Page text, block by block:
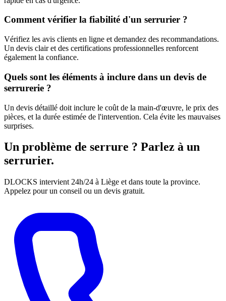
Comment vérifier la fiabilité d'un serrurier ?
Vérifiez les avis clients en ligne et demandez des recommandations.
Un devis clair et des certifications professionnelles renforcent
également la confiance.
Quels sont les éléments à inclure dans un devis de
serrurerie ?
Un devis détaillé doit inclure le coût de la main-d'œuvre, le prix des
pièces, et la durée estimée de l'intervention. Cela évite les mauvaises
surprises.
Un problème de serrure ? Parlez à un
serrurier.
DLOCKS intervient 24h/24 à Liège et dans toute la province.
Appelez pour un conseil ou un devis gratuit.